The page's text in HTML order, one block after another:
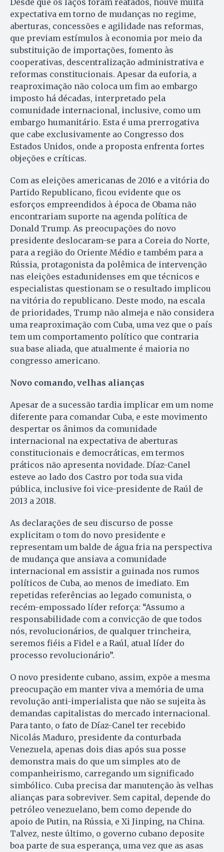
Desde que os laços foram reatados, houve muita
expectativa em torno de mudanças no regime,
aberturas, concessões e agilidade nas reformas,
que previam estímulos à economia por meio da
substituição de importações, fomento às
cooperativas, descentralização administrativa e
reformas constitucionais. Apesar da euforia, a
reaproximação não coloca um fim ao embargo
imposto há décadas, interpretado pela
comunidade internacional, inclusive, como um
embargo humanitário. Esta é uma prerrogativa
que cabe exclusivamente ao Congresso dos
Estados Unidos, onde a proposta enfrenta fortes
objeções e críticas.
Com as eleições americanas de 2016 e a vitória do
Partido Republicano, ficou evidente que os
esforços empreendidos à época de Obama não
encontrariam suporte na agenda política de
Donald Trump. As preocupações do novo
presidente deslocaram-se para a Coreia do Norte,
para a região do Oriente Médio e também para a
Rússia, protagonista da polêmica de intervenção
nas eleições estadunidenses em que técnicos e
especialistas questionam se o resultado implicou
na vitória do republicano. Deste modo, na escala
de prioridades, Trump não almeja e não considera
uma reaproximação com Cuba, uma vez que o país
tem um comportamento político que contraria
sua base aliada, que atualmente é maioria no
congresso americano.
Novo comando, velhas alianças
Apesar de a sucessão tardia implicar em um nome
diferente para comandar Cuba, e este movimento
despertar os ânimos da comunidade
internacional na expectativa de aberturas
constitucionais e democráticas, em termos
práticos não apresenta novidade. Díaz-Canel
esteve ao lado dos Castro por toda sua vida
pública, inclusive foi vice-presidente de Raúl de
2013 a 2018.
As declarações de seu discurso de posse
explicitam o tom do novo presidente e
representam um balde de água fria na perspectiva
de mudança que ansiava a comunidade
internacional em assistir a guinada nos rumos
políticos de Cuba, ao menos de imediato. Em
repetidas referências ao legado comunista, o
recém-empossado líder reforça: “Assumo a
responsabilidade com a convicção de que todos
nós, revolucionários, de qualquer trincheira,
seremos fiéis a Fidel e a Raúl, atual líder do
processo revolucionário”.
O novo presidente cubano, assim, expõe a mesma
preocupação em manter viva a memória de uma
revolução anti-imperialista que não se sujeita às
demandas capitalistas do mercado internacional.
Para tanto, o fato de Díaz-Canel ter recebido
Nicolás Maduro, presidente da conturbada
Venezuela, apenas dois dias após sua posse
demonstra mais do que um simples ato de
companheirismo, carregando um significado
simbólico. Cuba precisa dar manutenção às velhas
alianças para sobreviver. Sem capital, depende do
petróleo venezuelano, bem como depende do
apoio de Putin, na Rússia, e Xi Jinping, na China.
Talvez, neste último, o governo cubano deposite
boa parte de sua esperança, uma vez que as asas